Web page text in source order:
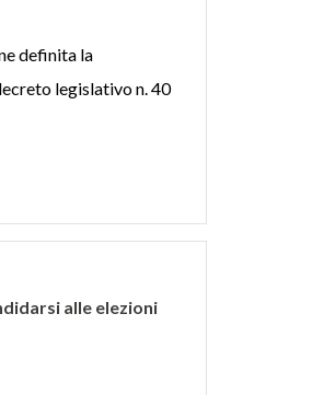
definita la
legislativo n. 40
alle elezioni